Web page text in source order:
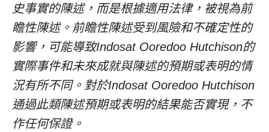
史事實的陳述，而是根據適用法律，被視為前
瞻性陳述。前瞻性陳述受到風險和不確定性的
影響，可能導致Indosat Ooredoo Hutchison的
實際事件和未來成就與陳述的預期或表明的情
況有所不同。對於Indosat Ooredoo Hutchison
通過此類陳述預期或表明的結果能否實現，不
作任何保證。